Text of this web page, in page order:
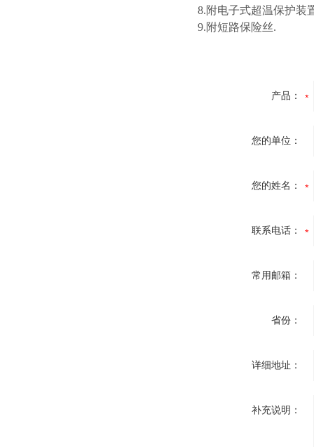
8.附电子式超温保护装
9.附短路保险丝.
产品：
您的单位：
您的姓名：
联系电话：
常用邮箱：
省份：
详细地址：
补充说明：